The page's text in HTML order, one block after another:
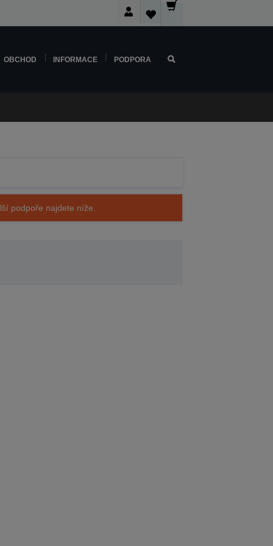
OBCHOD INFORMACE PODPORA
podpoře najdete níže.